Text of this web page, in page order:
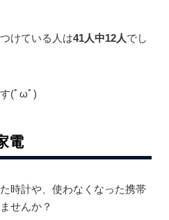
けている人は41人中12人でし
(ﾟωﾟ)
電
時計や、使わなくなった携帯
せんか？